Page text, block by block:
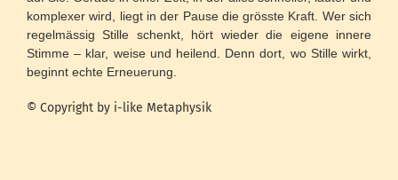
komplexer wird, liegt in der Pause die grösste Kraft. Wer sich
regelmässig Stille schenkt, hört wieder die eigene innere
Stimme – klar, weise und heilend. Denn dort, wo Stille wirkt,
beginnt echte Erneuerung.
© Copyright by i-like Metaphysik